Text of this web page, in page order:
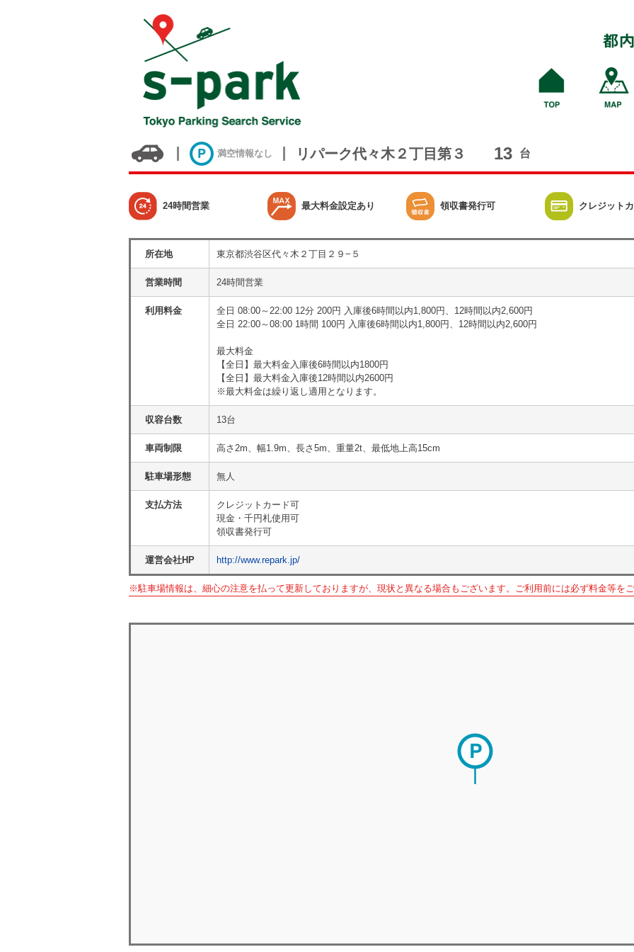
満空情報なし リパーク代々木２丁目第３ 13 台
24時間営業 最大料金設定あり 領収書発行可 クレジット
所在地 東京都渋谷区代々木２丁目２９−５
営業時間 24時間営業
利用料金
全日 08:00～22:00 12分 200円 入庫後6時間以内1,800円、12時間以内2,600円
全日 22:00～08:00 1時間 100円 入庫後6時間以内1,800円、12時間以内2,600円
最大料金
【全日】最大料金入庫後6時間以内1800円
【全日】最大料金入庫後12時間以内2600円
※最大料金は繰り返し適用となります。
収容台数 13台
車両制限 高さ2m、幅1.9m、長さ5m、重量2t、最低地上高15cm
駐車場形態 無人
支払方法
クレジットカード可
現金・千円札使用可
領収書発行可
運営会社HP http://www.repark.jp/
※駐車場情報は、細心の注意を払って更新しておりますが、現状と異なる場合もございます。ご利用前には必ず料金等をご